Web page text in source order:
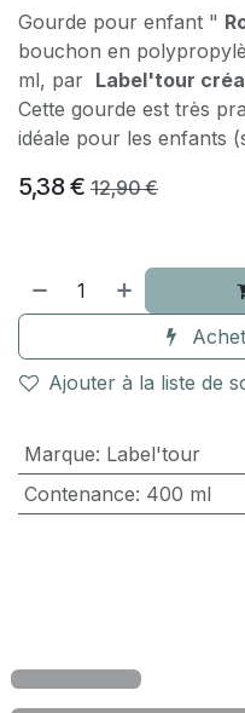
Gourde pour enfant "
bouchon en
ml, par Label'tour
Cette gourde est très
idéale pour les enfants
5,38€ 12,90€
Ajouter à la liste de
Marque: Label'tour
Contenance: 400 ml